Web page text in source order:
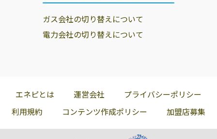
ガス会社の切り替えについて
電力会社の切り替えについて
エネピとは 運営会社
プライバシーポリシー
利用規約
コンテンツ作成ポリシー 加盟店募集